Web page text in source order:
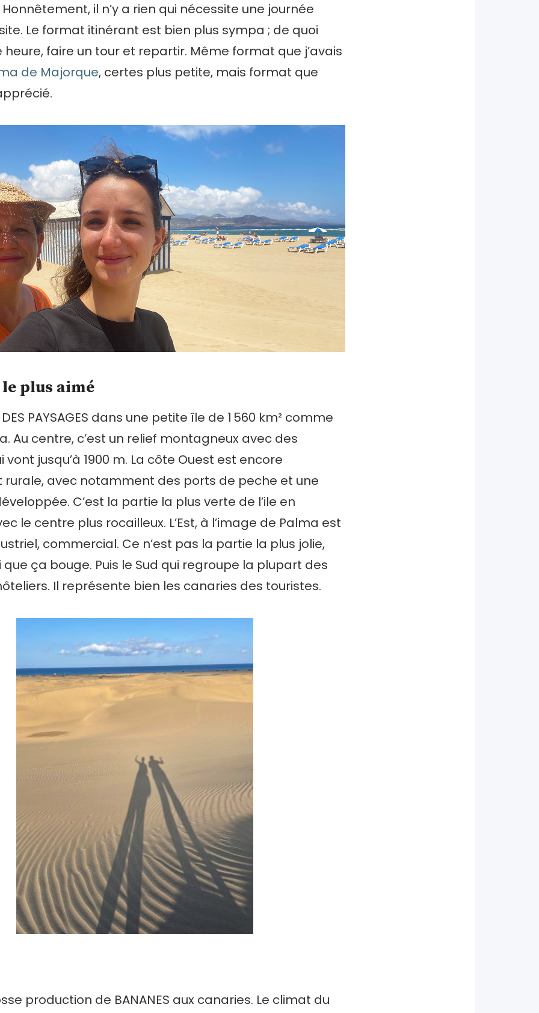
il n’y a rien qui nécessite une journée
Le format itinérant est bien plus sympa ; de quoi
heure, faire un tour et repartir. Même format que j’avais
de Majorque, certes plus petite, mais format que
le plus aimé
DES PAYSAGES dans une petite île de 1 560 km² comme
Au centre, c’est un relief montagneux avec des
jusqu’à 1900 m. La côte Ouest est encore
rurale, avec notamment des ports de peche et une
C’est la partie la plus verte de l’ile en
le centre plus rocailleux. L’Est, à l’image de Palma est
commercial. Ce n’est pas la partie la plus jolie,
que ça bouge. Puis le Sud qui regroupe la plupart des
Il représente bien les canaries des touristes.
production de BANANES aux canaries. Le climat du